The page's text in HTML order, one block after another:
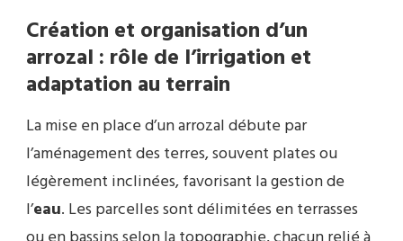
Création et organisation d’un
arrozal : rôle de l’irrigation et
adaptation au terrain
La mise en place d’un arrozal débute par
l’aménagement des terres, souvent plates ou
légèrement inclinées, favorisant la gestion de
l’eau. Les parcelles sont délimitées en terrasses